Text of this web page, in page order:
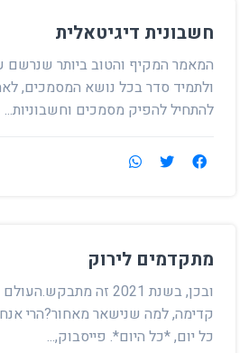
חשבונית דיגיטאלית
המאמר המקיף והטוב ביותר
ולתמיד סדר בכל נושא המסמכים,
להתחיל להפיק מסמכים וחשבוניות...
מתקדמים לירוק
ובכן, בשנת 2021 זה
קדימה, למה שנישאר מאחור?הרי
כל יום, *כל היום*. פייסבוק,...